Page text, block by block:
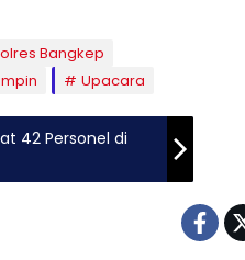
Bangkep
Upacara
42 Personel di